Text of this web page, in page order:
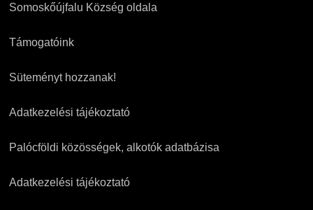
Somoskőújfalu Község oldala
Támogatóink
Süteményt hozzanak!
Adatkezelési tájékoztató
Palócföldi közösségek, alkotók adatbázisa
Adatkezelési tájékoztató